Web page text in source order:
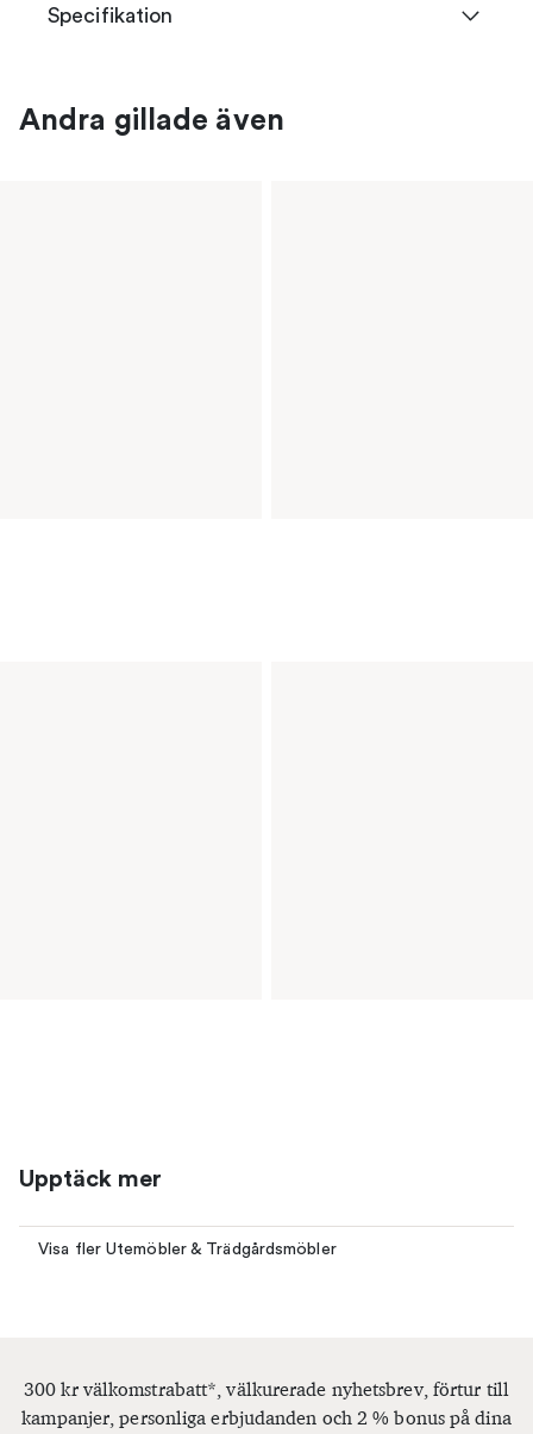
Specifikation
Andra gillade även
Upptäck mer
Visa fler Utemöbler & Trädgårdsmöbler
300 kr välkomstrabatt*, välkurerade nyhetsbrev, förtur till
kampanjer, personliga erbjudanden och 2 % bonus på dina